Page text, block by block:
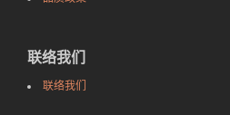
联络我们
联络我们